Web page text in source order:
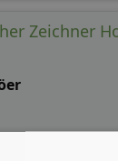
Zeichner